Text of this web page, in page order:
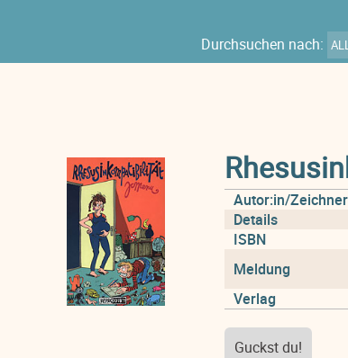
Durchsuchen nach:
Autor:in/
Details
ISBN
Meldung
Verlag
Guckst du!